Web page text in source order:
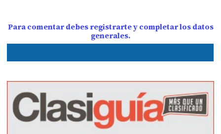
Para comentar debes registrarte y completar los datos
generales.